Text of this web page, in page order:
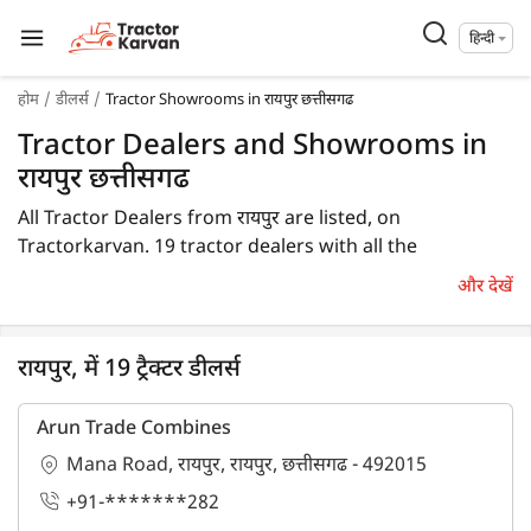
हिन्दी
होम डीलर्स Tractor Showrooms in रायपुर छत्तीसगढ
Tractor Dealers and Showrooms in
रायपुर छत्तीसगढ
All Tractor Dealers from रायपुर are listed, on
Tractorkarvan. 19 tractor dealers with all the
information are available in रायपुर. In रायपुर, you will find
browse a variety of tractor brands. You can purchase a
tractor from रायपुर tractor dealers by comparing the
cost of a related tractor brand and model.
To find a tractor dealer nearby in रायपुर, check the list of
tractor dealers in the रायपुर. In रायपुर, you can also locate
a tractor agency where you can get information about
और देखें
रायपुर, में 19 ट्रैक्टर डीलर्स
Arun Trade Combines
Mana Road, रायपुर, रायपुर, छत्तीसगढ - 492015
+91-*******282